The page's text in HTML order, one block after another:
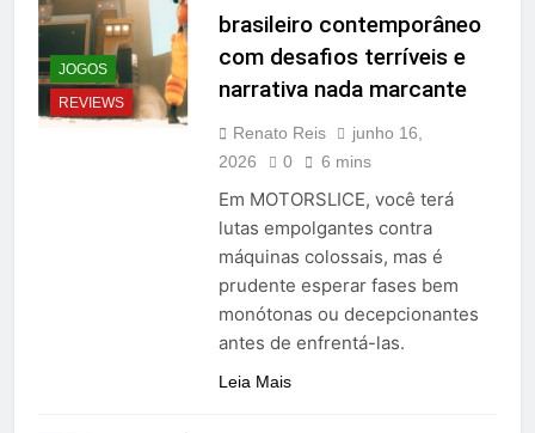
JOGOS
REVIEWS
brasileiro contemporâneo
com desafios terríveis e
narrativa nada marcante
Renato Reis
junho 16,
2026
0 6 mins
Em MOTORSLICE, você terá
lutas empolgantes contra
máquinas colossais, mas é
prudente esperar fases bem
monótonas ou decepcionantes
antes de enfrentá-las.
Leia Mais